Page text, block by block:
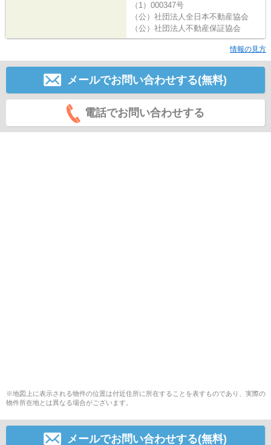
（1）000347号
（公）社団法人全日本不動産協会
（公）社団法人不動産保証協会
情報の見方
メールでお問い合わせする(無料)
電話でお問い合わせする
※地図上に表示される物件の位置は付近住所に所在することを表すものであり、実際の
物件所在地とは異なる場合がございます。
メールでお問い合わせする(無料)